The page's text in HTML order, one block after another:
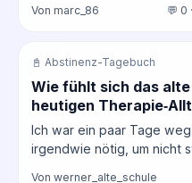
Von marc_86 💬 0
📓 Abstinenz-Tagebuch
Wie fühlt sich das
heutigen
Ich war ein paar Tage
irgendwie nötig, um nicht
Von werner_alte_schule